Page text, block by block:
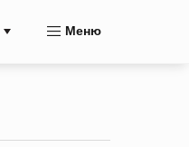
Меню